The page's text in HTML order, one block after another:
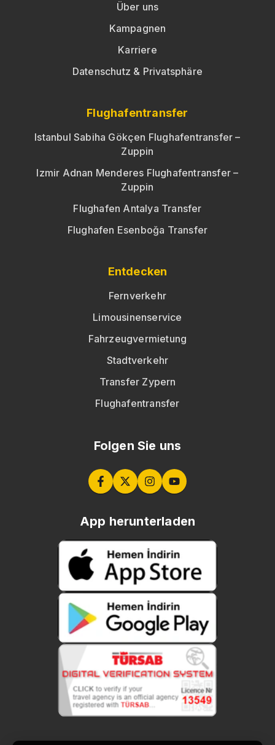
Über uns
Kampagnen
Karriere
Datenschutz & Privatsphäre
Flughafentransfer
Istanbul Sabiha Gökçen Flughafentransfer –
Zuppin
Izmir Adnan Menderes Flughafentransfer –
Zuppin
Flughafen Antalya Transfer
Flughafen Esenboğa Transfer
Entdecken
Fernverkehr
Limousinenservice
Fahrzeugvermietung
Stadtverkehr
Transfer Zypern
Flughafentransfer
Folgen Sie uns
App herunterladen